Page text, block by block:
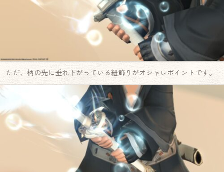
ただ、柄の先に垂れ下がっている紐飾りがオシャレポイントです。